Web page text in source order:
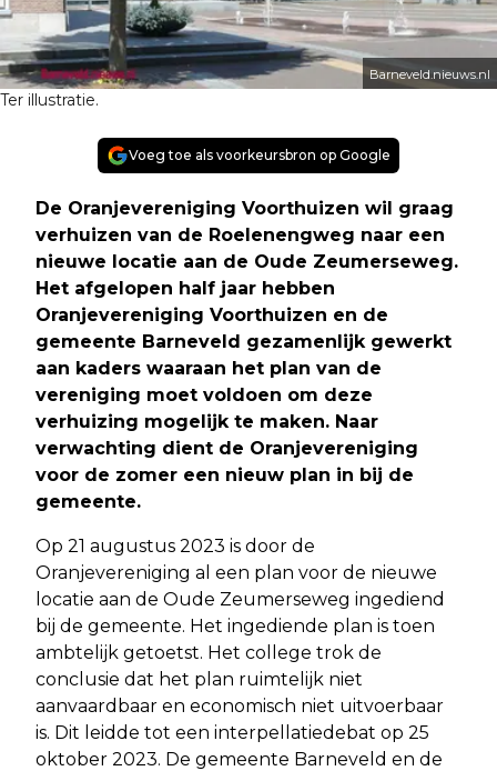
Barneveld.nieuws.nl
Ter illustratie.
Voeg toe als voorkeursbron op Google
De Oranjevereniging Voorthuizen wil graag
verhuizen van de Roelenengweg naar een
nieuwe locatie aan de Oude Zeumerseweg.
Het afgelopen half jaar hebben
Oranjevereniging Voorthuizen en de
gemeente Barneveld gezamenlijk gewerkt
aan kaders waaraan het plan van de
vereniging moet voldoen om deze
verhuizing mogelijk te maken. Naar
verwachting dient de Oranjevereniging
voor de zomer een nieuw plan in bij de
gemeente.
Op 21 augustus 2023 is door de
Oranjevereniging al een plan voor de nieuwe
locatie aan de Oude Zeumerseweg ingediend
bij de gemeente. Het ingediende plan is toen
ambtelijk getoetst. Het college trok de
conclusie dat het plan ruimtelijk niet
aanvaardbaar en economisch niet uitvoerbaar
is. Dit leidde tot een interpellatiedebat op 25
oktober 2023. De gemeente Barneveld en de